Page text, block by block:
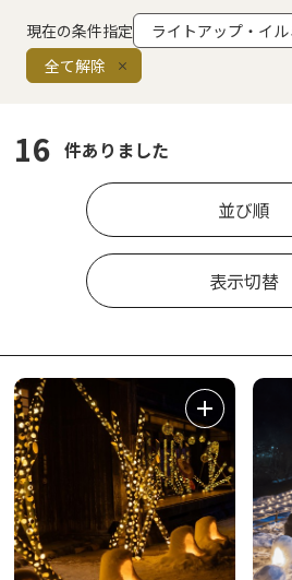
現在の条件指定
ライトアップ・イ
全て解除
16 件ありました
並び順
表示切替